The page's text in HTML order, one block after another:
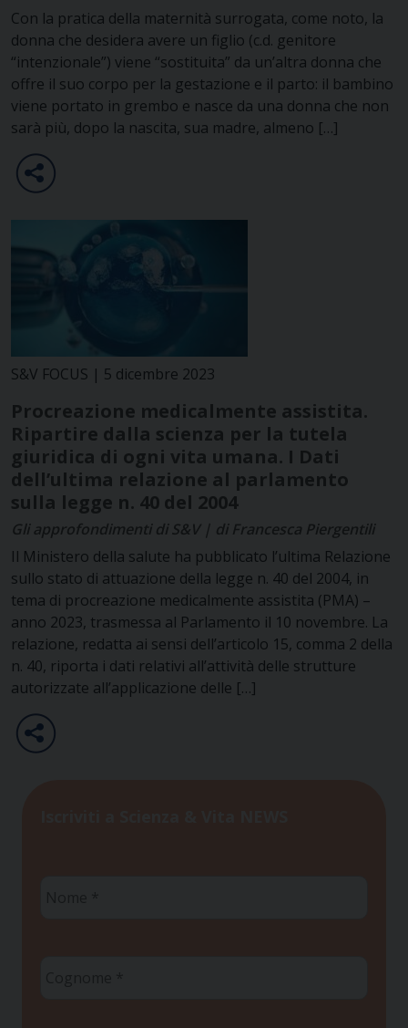
Con la pratica della maternità surrogata, come noto, la
donna che desidera avere un figlio (c.d. genitore
“intenzionale”) viene “sostituita” da un’altra donna che
offre il suo corpo per la gestazione e il parto: il bambino
viene portato in grembo e nasce da una donna che non
sarà più, dopo la nascita, sua madre, almeno […]
S&V FOCUS | 5 dicembre 2023
Procreazione medicalmente assistita.
Ripartire dalla scienza per la tutela
giuridica di ogni vita umana. I Dati
dell’ultima relazione al parlamento
sulla legge n. 40 del 2004
Gli approfondimenti di S&V | di Francesca Piergentili
Il Ministero della salute ha pubblicato l’ultima Relazione
sullo stato di attuazione della legge n. 40 del 2004, in
tema di procreazione medicalmente assistita (PMA) –
anno 2023, trasmessa al Parlamento il 10 novembre. La
relazione, redatta ai sensi dell’articolo 15, comma 2 della
n. 40, riporta i dati relativi all’attività delle strutture
autorizzate all’applicazione delle […]